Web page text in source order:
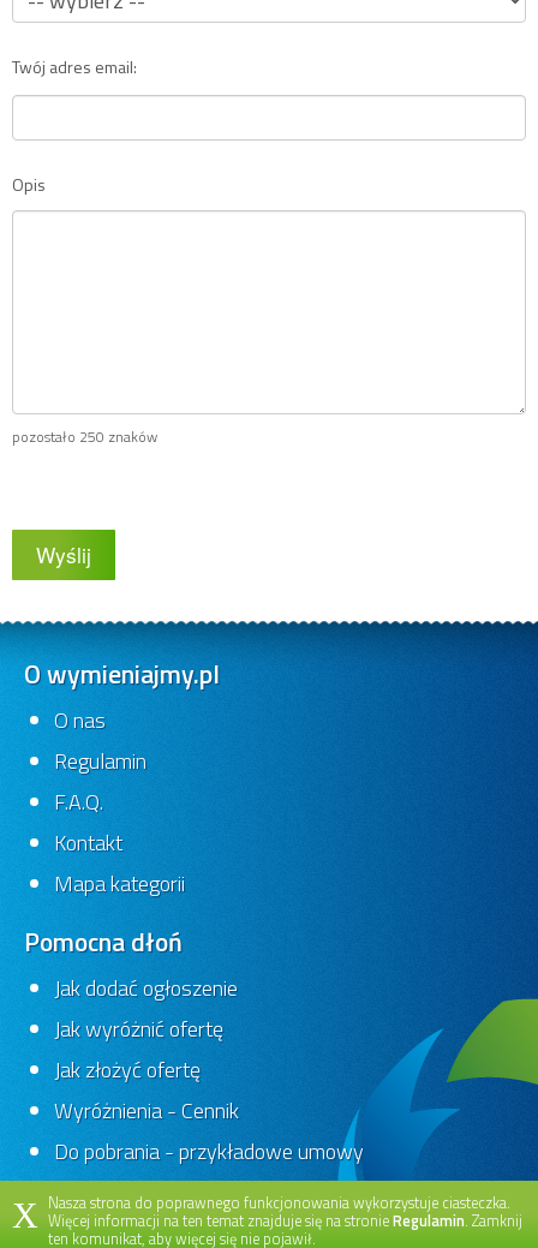
Twój adres email:
Opis
pozostało 250 znaków
Wyślij
O wymieniajmy.pl
O nas
Regulamin
F.A.Q.
Kontakt
Mapa kategorii
Pomocna dłoń
Jak dodać ogłoszenie
Jak wyróżnić ofertę
Jak złożyć ofertę
Wyróżnienia - Cennik
Do pobrania - przykładowe umowy
X Nasza strona do poprawnego funkcjonowania wykorzystuje ciasteczka.
Więcej informacji na ten temat znajduje się na stronieRegulamin. Zamknij
ten komunikat, aby więcej się nie pojawił.